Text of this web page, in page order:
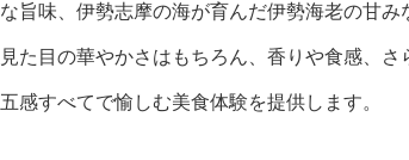
な旨味、伊勢志摩の海が育んだ伊勢海老の甘
見た目の華やかさはもちろん、香りや食感、
五感すべてで愉しむ美食体験を提供します。